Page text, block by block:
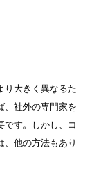
り大きく異なるた
、社外の専門家を
です。しかし、コ
、他の方法もあり